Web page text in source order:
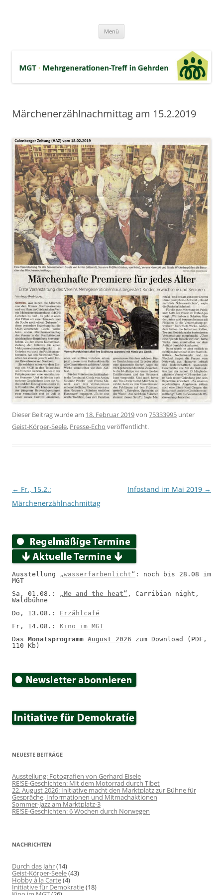
Menü
Märchenerzählnachmittag am 15.2.2019
Dieser Beitrag wurde am 18. Februar 2019von 75333995 unter
Geist-Körper-Seele, Presse-Echo veröffentlicht.
Beitragsnavigation
← Fr., 15.2.:
Märchenerzählnachmittag
Infostand im Mai 2019 →
Ausstellung „wasserfarbenlicht“ : noch bis 28.08 im
MGT
Sa, 01.08.: „Me and the heat“ , Carribian night,
Waldbühne
Do, 13.08.: Erzählcafé
Fr, 14.08.: Kino im MGT
Das Monatsprogramm August 2026 zum Download (PDF,
110 Kb)
NEUESTE BEITRÄGE
Ausstellung: Fotografien von Gerhard Eisele
RE!SE-Geschichten: Mit dem Motorrad durch Tibet
22. August 2026: Initiative macht den Marktplatz zur Bühne für
Gespräche, Informationen und Mitmachaktionen
Sommer-Jazz am Marktplatz-3
RE!SE-Geschichten: 6 Wochen durch Norwegen
NACHRICHTEN
Durch das Jahr(14)
Geist-Körper-Seele(43)
Hobby à la Carte(4)
Initiative für Demokratie(18)